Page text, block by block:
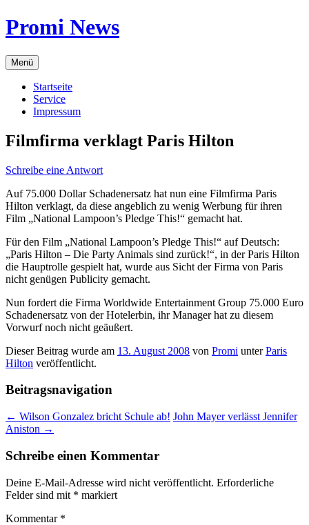
Zum
Inhalt
Promi News
Menü
Startseite
Service
Impressum
Filmfirma verklagt Paris Hilton
Schreibe eine Antwort
Auf 75.000 Dollar Schadenersatz hat nun eine Filmfirma Paris
Hilton verklagt, da diese angeblich zu wenig Werbung für ihren
Film „National Lampoon’s Pledge This!“ gemacht hat.
Für den Film „National Lampoon’s Pledge This!“ auf Deutsch:
„Paris Hilton – Die Party Animals sind zurück!“, in der Paris Hilton
die Hauptrolle gespielt hat, wurde aus Sicht der Firma von Paris
nicht genügen Publicity gemacht.
Nun fordert die Firma Worldwide Entertainment Group 75.000 Euro
Schadenersatz von der Hotelerbin, ihr Manager hat zu diesem
Vorwurf noch nicht geäußert.
Dieser Beitrag wurde am 13. August 2008 von Promi unterParis
Hilton veröffentlicht.
Beitragsnavigation
← Wilson Gonzalez bricht Schule ab! John Mayer verlässt Jennifer
Aniston →
Schreibe einen Kommentar
Deine E-Mail-Adresse wird nicht veröffentlicht. Erforderliche
Felder sind mit * markiert
Kommentar *